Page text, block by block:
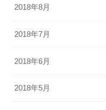
2018年8月
2018年7月
2018年6月
2018年5月